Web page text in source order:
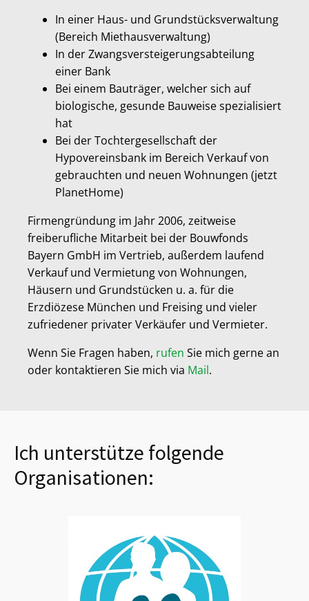
In einer Haus- und Grundstücksverwaltung
(Bereich Miethausverwaltung)
In der Zwangsversteigerungsabteilung
einer Bank
Bei einem Bauträger, welcher sich auf
biologische, gesunde Bauweise spezialisiert
hat
Bei der Tochtergesellschaft der
Hypovereinsbank im Bereich Verkauf von
gebrauchten und neuen Wohnungen (jetzt
PlanetHome)
Firmengründung im Jahr 2006, zeitweise
freiberufliche Mitarbeit bei der Bouwfonds
Bayern GmbH im Vertrieb, außerdem laufend
Verkauf und Vermietung von Wohnungen,
Häusern und Grundstücken u. a. für die
Erzdiözese München und Freising und vieler
zufriedener privater Verkäufer und Vermieter.
Wenn Sie Fragen haben, rufen Sie mich gerne an
oder kontaktieren Sie mich via Mail.
Ich unterstütze folgende
Organisationen: